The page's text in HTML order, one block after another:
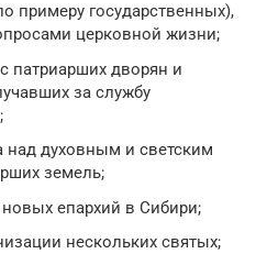
примеру государственных),
церковной жизни;
патриарших дворян и
за службу
над духовным и светским
земель;
епархий в Сибири;
нескольких святых;